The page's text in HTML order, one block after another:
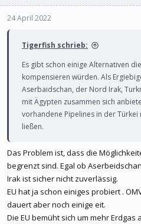
24 April 2022
Tigerfish schrieb:
Es gibt schon einige Alternativen
kompensieren würden. Als
Aserbaidschan, der Nord Irak,
mit Ägypten zusammen sich
vorhandene Pipelines in der Türkei
ließen.
Das Problem ist, dass die
begrenzt sind. Egal ob
Irak ist sicher nicht zuverlässig.
EU hat ja schon einiges probiert .
dauert aber noch einige eit.
Die EU bemüht sich um mehr